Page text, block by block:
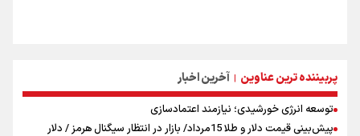
پربیننده ترین عناوین | آخرین اخبار
توسعه انرژی خورشیدی؛ نیازمند اعتمادسازی
پیش‌بینی قیمت دلار و طلا 15مرداد/ بازار در انتظار سیگنال هرمز / دلار